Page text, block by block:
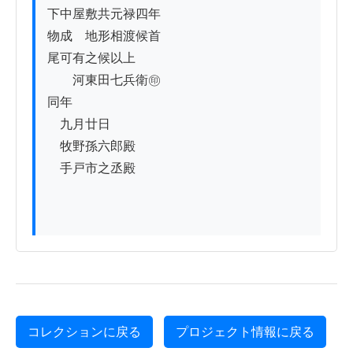
下中屋敷共元禄四年
物成ゟ地形相渡候首
尾可有之候以上
河東田七兵衛㊞
同年
九月廿日
牧野孫六郎殿
手戸市之丞殿
コレクションに戻る プロジェクト情報に戻る